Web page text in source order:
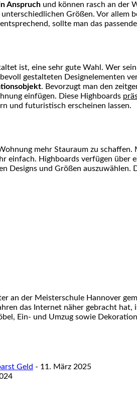
Anspruch und können rasch an der
Größen. Vor
sollte man das
ist, eine sehr gute Wahl. Wer
gestalteten Designelementen
. Bevorzugt man den
einfügen. Diese Highboards
und futuristisch erscheinen lassen.
mehr Stauraum zu
einfach. Highboards verfügen über
und Größen
an der Meisterschule Hannover
das Internet näher gebracht
Ein- und Umzug sowie
Geld - 11. März 2025